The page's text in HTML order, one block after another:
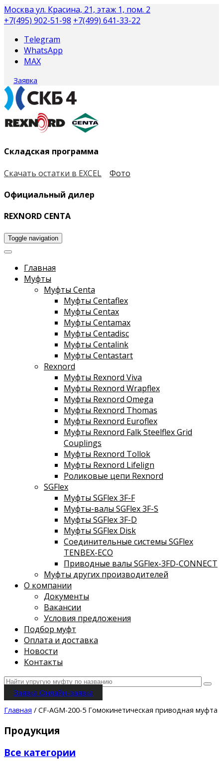
Москва ул. Красина, 21, этаж 1, пом. 2
+7(495) 902-51-98 +7(499) 641-33-22
Telegram
WhatsApp
MAX
Заявка
Складская программа
Скачать остатки в EXCEL
Фото
Официальный дилер
REXNORD CENTA
Toggle navigation
Главная
Муфты
Муфты Centa
Муфты Centaflex
Муфты Centax
Муфты Centamax
Муфты Centadisc
Муфты Centalink
Муфты Centastart
Rexnord
Муфты Rexnord Viva
Муфты Rexnord Wrapflex
Муфты Rexnord Omega
Муфты Rexnord Thomas
Муфты Rexnord Euroflex
Муфты Rexnord Falk Steelflex Grid
Couplings
Муфты Rexnord Tollok
Муфты Rexnord Lifelign
Роликовые цепи Rexnord
SGFlex
Муфты SGFlex 3F-F
Муфты-валы SGFlex 3F-S
Муфты SGFlex 3F-D
Муфты SGFlex Disk
Соединительные системы SGFlex
TENBEX-ECO
Приводные валы SGFlex-3FD-CONNECT
Муфты других производителей
О компании
Документы
Вакансии
Условия предложения
Подбор муфт
Оплата и доставка
Новости
Контакты
Заявка Онлайн-заявка
Главная / CF-AGM-200-5 Гомокинетическая приводная муфта
Продукция
Все категории